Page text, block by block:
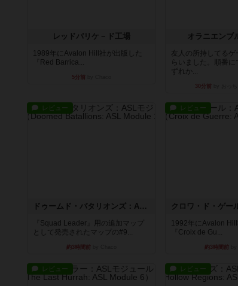
レッドバリケ－ド工場
1989年にAvalon Hill社が出版した
『Red Barrica...
5分前
オラニエンブ
友人の所持してるゲ
らいました。順番
ずれか...
30分前
レビュー
ドゥームド・バタリオンズ：ASLモジュール11
『Squad Leader』用の追加マップ
として発売されたマップの#9...
約3時間前
レビュー
1992年にAvalon
『Croix de Gu...
約3時間前
レビュー レビュー